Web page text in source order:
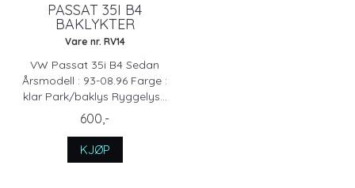
PASSAT 35I B4
BAKLYKTER
Vare nr. RV14
VW Passat 35i B4 Sedan
Årsmodell : 93-08.96 Farge :
klar Park/baklys Ryggelys...
600,-
KJØP